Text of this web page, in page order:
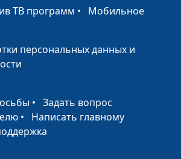
Андрей Качалаба,
к
Андрей Качалаба,
священнослужитель
ТВ программ • Мобильное
персональных данных и
• Задать вопрос
• Написать главному